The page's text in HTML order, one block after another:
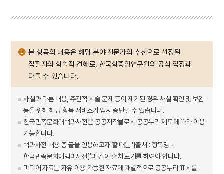
본 항목의 내용은 해당 분야 전문가의 추천으로 선정된
집필자의 학술적 견해로, 한국학중앙연구원의 공식 입장과
다를 수 있습니다.
사실과 다른 내용, 주관적 서술 문제 등이 제기된 경우 사실 확인 및 보완
등을 위해 해당 항목 서비스가 임시 중단될 수 있습니다.
한국민족문화대백과사전은 공공저작물로서 공공누리 제도에 따라 이용
가능합니다.
백과사전 내용 중 글을 인용하고자 할 때는 '[출처 : 항목명 -
한국민족문화대백과사전]'과 같이 출처 표기를 하여야 합니다.
미디어 자료는 자유 이용 가능한 자료에 개별적으로 공공누리 표시를